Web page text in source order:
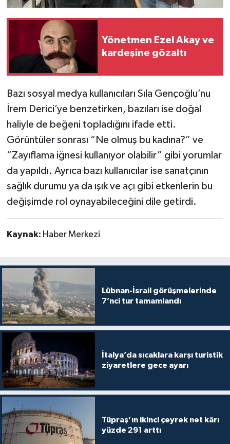
Yönetmen Ezel Akay ve
kardeşine gözaltı
Bazı sosyal medya kullanıcıları Sıla Gençoğlu’nu
İrem Derici’ye benzetirken, bazıları ise doğal
haliyle de beğeni topladığını ifade etti.
Görüntüler sonrası “Ne olmuş bu kadına?” ve
“Zayıflama iğnesi kullanıyor olabilir” gibi yorumlar
da yapıldı. Ayrıca bazı kullanıcılar ise sanatçının
sağlık durumu ya da ışık ve açı gibi etkenlerin bu
değişimde rol oynayabileceğini dile getirdi.
Kaynak: Haber Merkezi
Lübnan-İsrail görüşmelerinde
7’nci tur tamamlandı
İtalya’da sıcaklara karşı turistik
ziyaretlere gece ayarı
Tüpraş’ın ikinci çeyrek net kârı
yüzde 291 arttı